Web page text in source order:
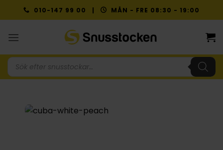
to
010-147 99 00 | MÅN - FRE 08:30 - 19:00
Produktsökning